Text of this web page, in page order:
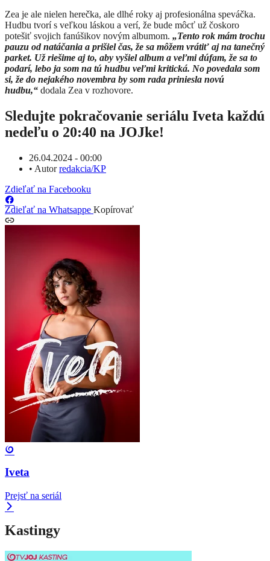
Zea je ale nielen herečka, ale dlhé roky aj profesionálna speváčka.
Hudbu tvorí s veľkou láskou a verí, že bude môcť už čoskoro
potešiť svojich fanúšikov novým albumom. „Tento rok mám trochu
pauzu od natáčania a prišiel čas, že sa môžem vrátiť aj na tanečný
parket. Už riešime aj to, aby vyšiel album a veľmi dúfam, že sa to
podarí, lebo ja som na tú hudbu veľmi kritická. No povedala som
si, že do nejakého novembra by som rada priniesla novú
hudbu,“ dodala Zea v rozhovore.
Sledujte pokračovanie seriálu Iveta každú
nedeľu o 20:40 na JOJke!
26.04.2024 - 00:00
• Autorredakcia/KP
Zdieľať na Facebooku
Zdieľať na Whatsappe Kopírovať
Iveta
Prejsť na seriál
Kastingy